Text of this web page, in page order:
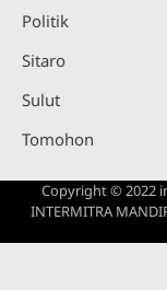
Politik
Sitaro
Sulut
Tomohon
Copyright © 2022
INTERMITRA